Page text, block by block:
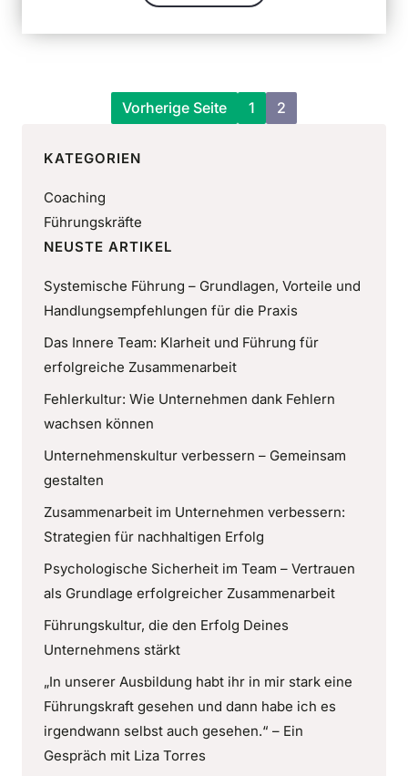
Vorherige Seite 1 2
KATEGORIEN
Coaching
Führungskräfte
NEUSTE ARTIKEL
Systemische Führung – Grundlagen, Vorteile und
Handlungsempfehlungen für die Praxis
Das Innere Team: Klarheit und Führung für
erfolgreiche Zusammenarbeit
Fehlerkultur: Wie Unternehmen dank Fehlern
wachsen können
Unternehmenskultur verbessern – Gemeinsam
gestalten
Zusammenarbeit im Unternehmen verbessern:
Strategien für nachhaltigen Erfolg
Psychologische Sicherheit im Team – Vertrauen
als Grundlage erfolgreicher Zusammenarbeit
Führungskultur, die den Erfolg Deines
Unternehmens stärkt
„In unserer Ausbildung habt ihr in mir stark eine
Führungskraft gesehen und dann habe ich es
irgendwann selbst auch gesehen.“ – Ein
Gespräch mit Liza Torres